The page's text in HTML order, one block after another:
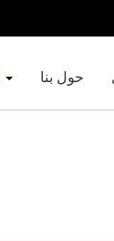
حول بنا